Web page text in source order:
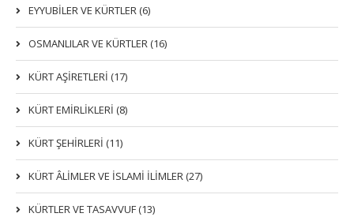
EYYUBİLER VE KÜRTLER (6)
OSMANLILAR VE KÜRTLER (16)
KÜRT AŞİRETLERİ (17)
KÜRT EMİRLİKLERİ (8)
KÜRT ŞEHİRLERİ (11)
KÜRT ÂLİMLER VE İSLAMİ İLİMLER (27)
KÜRTLER VE TASAVVUF (13)